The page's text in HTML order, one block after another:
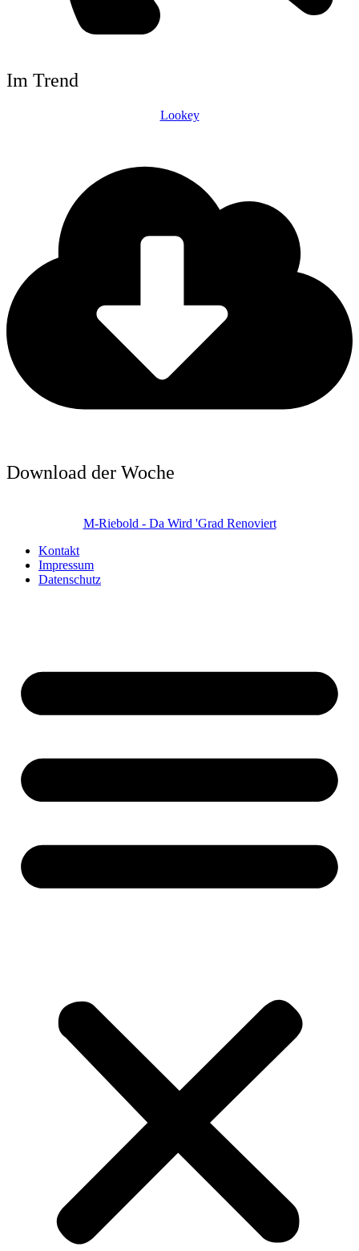
Im Trend
Lookey
Download der Woche
M-Riebold - Da Wird 'Grad Renoviert
Kontakt
Impressum
Datenschutz